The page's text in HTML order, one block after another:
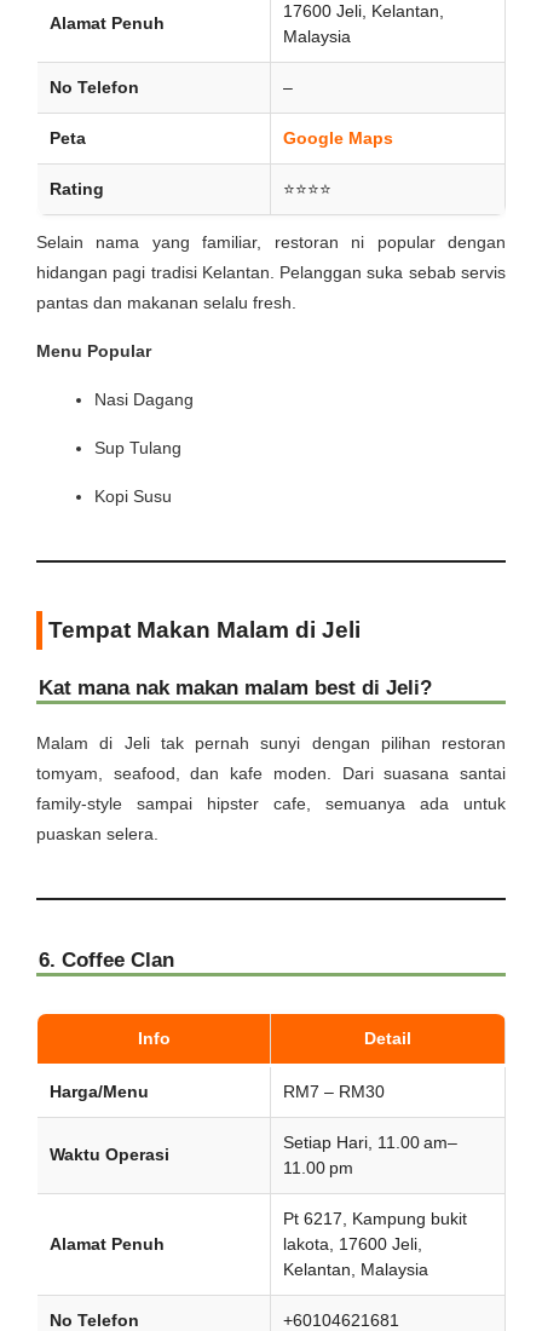
Alamat Penuh
17600 Jeli, Kelantan,
Malaysia
No Telefon –
Peta Google Maps
Rating ⭐⭐⭐⭐
Selain nama yang familiar, restoran ni popular dengan
hidangan pagi tradisi Kelantan. Pelanggan suka sebab servis
pantas dan makanan selalu fresh.
Menu Popular
Nasi Dagang
Sup Tulang
Kopi Susu
Tempat Makan Malam di Jeli
Kat mana nak makan malam best di Jeli?
Malam di Jeli tak pernah sunyi dengan pilihan restoran
tomyam, seafood, dan kafe moden. Dari suasana santai
family-style sampai hipster cafe, semuanya ada untuk
puaskan selera.
6. Coffee Clan
Info Detail
Harga/Menu RM7 – RM30
Waktu Operasi
Setiap Hari, 11.00 am–
11.00 pm
Alamat Penuh
Pt 6217, Kampung bukit
lakota, 17600 Jeli,
Kelantan, Malaysia
No Telefon +60104621681